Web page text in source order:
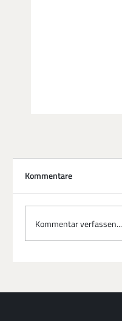
Kommentare
Kommentar verfassen...